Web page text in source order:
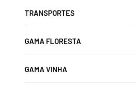
TRANSPORTES
GAMA FLORESTA
GAMA VINHA